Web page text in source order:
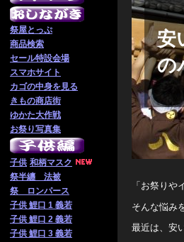
祭屋とっぷ
商品検索
セール特設会場
スマホサイト
カゴの中身を見る
きもの商店街
ゆかた大作戦
お祭り写真集
子供 和柄マスク
祭半纏 法被
祭 ロンパース
子供 鯉口 1 義若
子供 鯉口 2 義若
子供 鯉口 3 義若
安
の
「お祭り
そんな悩み
最近は、安